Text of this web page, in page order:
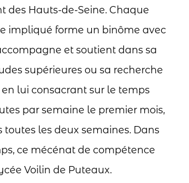
des Hauts-de-Seine. Chaque
impliqué forme un binôme avec
et soutient dans sa
supérieures ou sa recherche
lui consacrant sur le temps
par semaine le premier mois,
toutes les deux semaines. Dans
ce mécénat de compétence
Voilin de Puteaux.